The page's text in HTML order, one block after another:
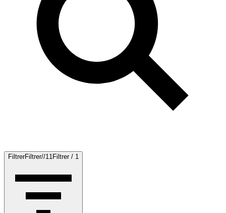
FiltrerFiltrer//1 1 Filtrer / 1